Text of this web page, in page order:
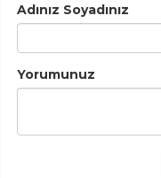
Adınız Soyadınız
Yorumunuz